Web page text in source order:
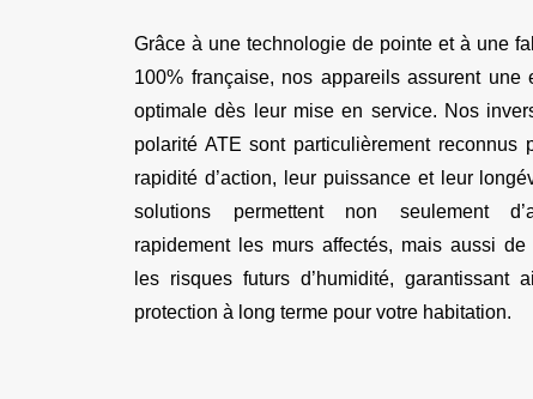
Grâce à une technologie de pointe et à une
100% française, nos appareils assurent une
optimale dès leur mise en service. Nos
polarité ATE sont particulièrement reconnus
rapidité d’action, leur puissance et leur
solutions permettent non seulement
rapidement les murs affectés, mais aussi de
les risques futurs d’humidité, garantissant
protection à long terme pour votre habitation.